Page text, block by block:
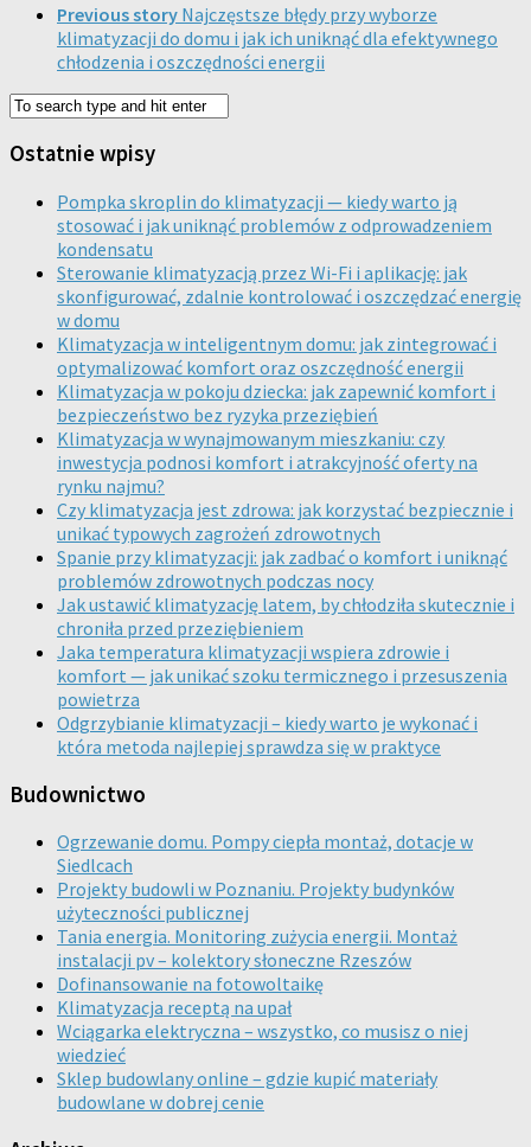
Previous story Najczęstsze błędy przy wyborze
klimatyzacji do domu i jak ich uniknąć dla efektywnego
chłodzenia i oszczędności energii
Ostatnie wpisy
Pompka skroplin do klimatyzacji — kiedy warto ją
stosować i jak uniknąć problemów z odprowadzeniem
kondensatu
Sterowanie klimatyzacją przez Wi-Fi i aplikację: jak
skonfigurować, zdalnie kontrolować i oszczędzać energię
w domu
Klimatyzacja w inteligentnym domu: jak zintegrować i
optymalizować komfort oraz oszczędność energii
Klimatyzacja w pokoju dziecka: jak zapewnić komfort i
bezpieczeństwo bez ryzyka przeziębień
Klimatyzacja w wynajmowanym mieszkaniu: czy
inwestycja podnosi komfort i atrakcyjność oferty na
rynku najmu?
Czy klimatyzacja jest zdrowa: jak korzystać bezpiecznie i
unikać typowych zagrożeń zdrowotnych
Spanie przy klimatyzacji: jak zadbać o komfort i uniknąć
problemów zdrowotnych podczas nocy
Jak ustawić klimatyzację latem, by chłodziła skutecznie i
chroniła przed przeziębieniem
Jaka temperatura klimatyzacji wspiera zdrowie i
komfort — jak unikać szoku termicznego i przesuszenia
powietrza
Odgrzybianie klimatyzacji – kiedy warto je wykonać i
która metoda najlepiej sprawdza się w praktyce
Budownictwo
Ogrzewanie domu. Pompy ciepła montaż, dotacje w
Siedlcach
Projekty budowli w Poznaniu. Projekty budynków
użyteczności publicznej
Tania energia. Monitoring zużycia energii. Montaż
instalacji pv – kolektory słoneczne Rzeszów
Dofinansowanie na fotowoltaikę
Klimatyzacja receptą na upał
Wciągarka elektryczna – wszystko, co musisz o niej
wiedzieć
Sklep budowlany online – gdzie kupić materiały
budowlane w dobrej cenie